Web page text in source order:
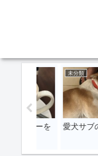
伊豆の「日帰り
癒しのひととき